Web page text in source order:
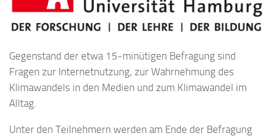
Gegenstand der etwa 15-minütigen Befragung sind
Fragen zur Internetnutzung, zur Wahrnehmung des
Klimawandels in den Medien und zum Klimawandel im
Alltag.
Unter den Teilnehmern werden am Ende der Befragung